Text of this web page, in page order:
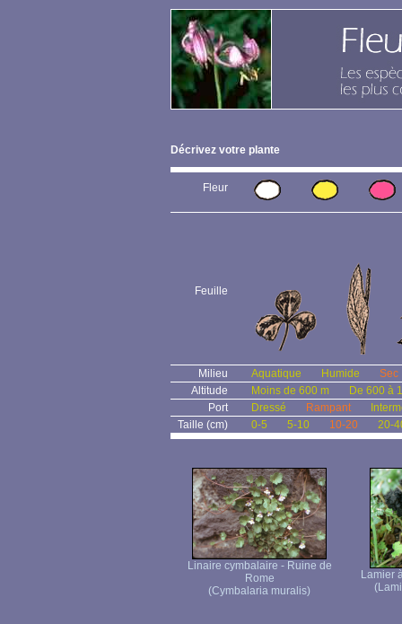
Décrivez votre plante
Fleur
Feuille
Milieu Aquatique Humide
Sec
Altitude
Moins de 600 m
De 600 à
Port
Dressé Rampant
Taille (cm)
0-5 5-10 10-20 20-
Linaire cymbalaire - Ruine de
Rome
(Cymbalaria muralis)
Lamier